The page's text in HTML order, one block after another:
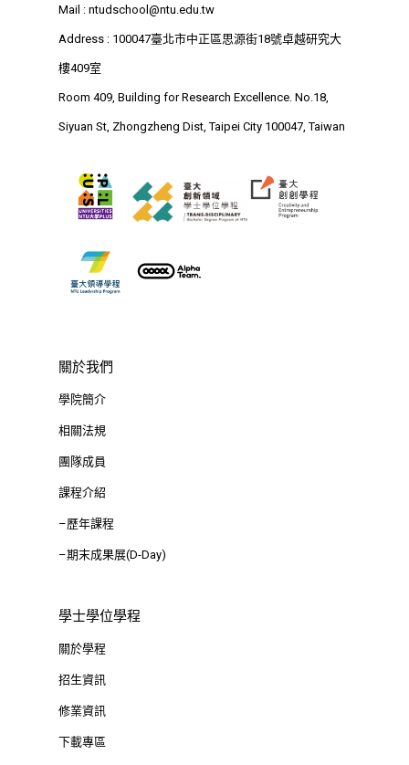
Mail : ntudschool@ntu.edu.tw
Address : 100047臺北市中正區思源街18號卓越研究大
樓409室
Room 409, Building for Research Excellence. No.18,
Siyuan St, Zhongzheng Dist, Taipei City 100047, Taiwan
關於我們
學院簡介
相關法規
團隊成員
課程介紹
–歷年課程
–期末成果展(D-Day)
學士學位學程
關於學程
招生資訊
修業資訊
下載專區